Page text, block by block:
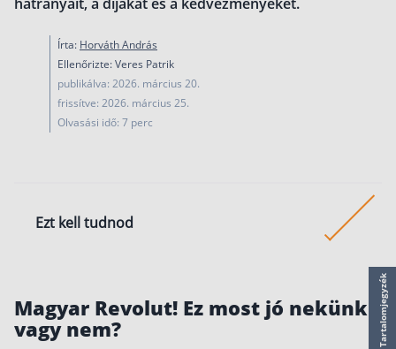
Nyugdíjbiztosítás vagy NYESZ? Melyik a jobb?
Melyik a legolcsóbb nyugdíjbiztosítás?
Önkéntes nyugdíjpénztár vagy
Írta: Horváth András
Ellenőrizte: Veres Patrik
publikálva: 2026. március 20.
frissítve: 2026. március 25.
Olvasási idő: 7 perc
Ezt kell tudnod
Már érkezhet a Revolutra a fizetésed
A számlavezetési díj továbbra is 0 forint
Magyar Revolut! Ez most jó nekünk
vagy nem?
Tartalomjegyzék